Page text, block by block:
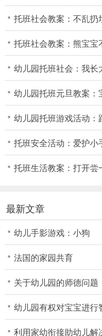
托班社会教案：不乱扔
托班社会教案：熊宝宝
幼儿园托班社会：我长
幼儿园托班元旦教案：
幼儿园托班游戏活动：
托班安全活动：爱护小
托班生活教案：打开尝
最新文章
幼儿手影游戏：小狗
法国的家园共育
关于幼儿园的师德问题
幼儿园有权对宝宝进行
利用家幼衔接助幼儿解